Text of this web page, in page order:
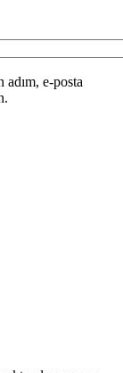
adım, e-posta